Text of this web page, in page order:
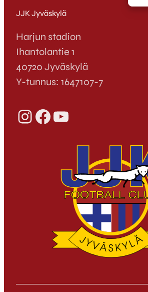
JJK Jyväskylä
Harjun stadion
Ihantolantie 1
40720 Jyväskylä
Y-tunnus: 1647107-7
InstagramFacebook YouTube